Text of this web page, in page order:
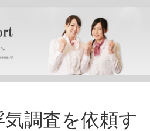
調査を依頼す